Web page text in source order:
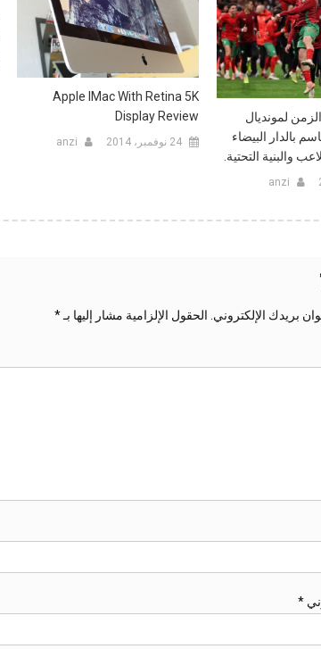
لمونديال
حاسم بالدار البيضاء
والبنية التحتية.
anzi
Apple IMac With Retina 5K
Display Review
24 نوفمبر، 2014 anzi
بريدك الإلكتروني. الحقول الإلزامية مشار إليها بـ*
*